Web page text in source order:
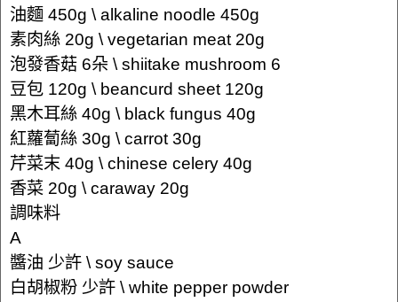
油麵 450g \ alkaline noodle 450g
素肉絲 20g \ vegetarian meat 20g
泡發香菇 6朵 \ shiitake mushroom 6
豆包 120g \ beancurd sheet 120g
黑木耳絲 40g \ black fungus 40g
紅蘿蔔絲 30g \ carrot 30g
芹菜末 40g \ chinese celery 40g
香菜 20g \ caraway 20g
調味料
A
醬油 少許 \ soy sauce
白胡椒粉 少許 \ white pepper powder